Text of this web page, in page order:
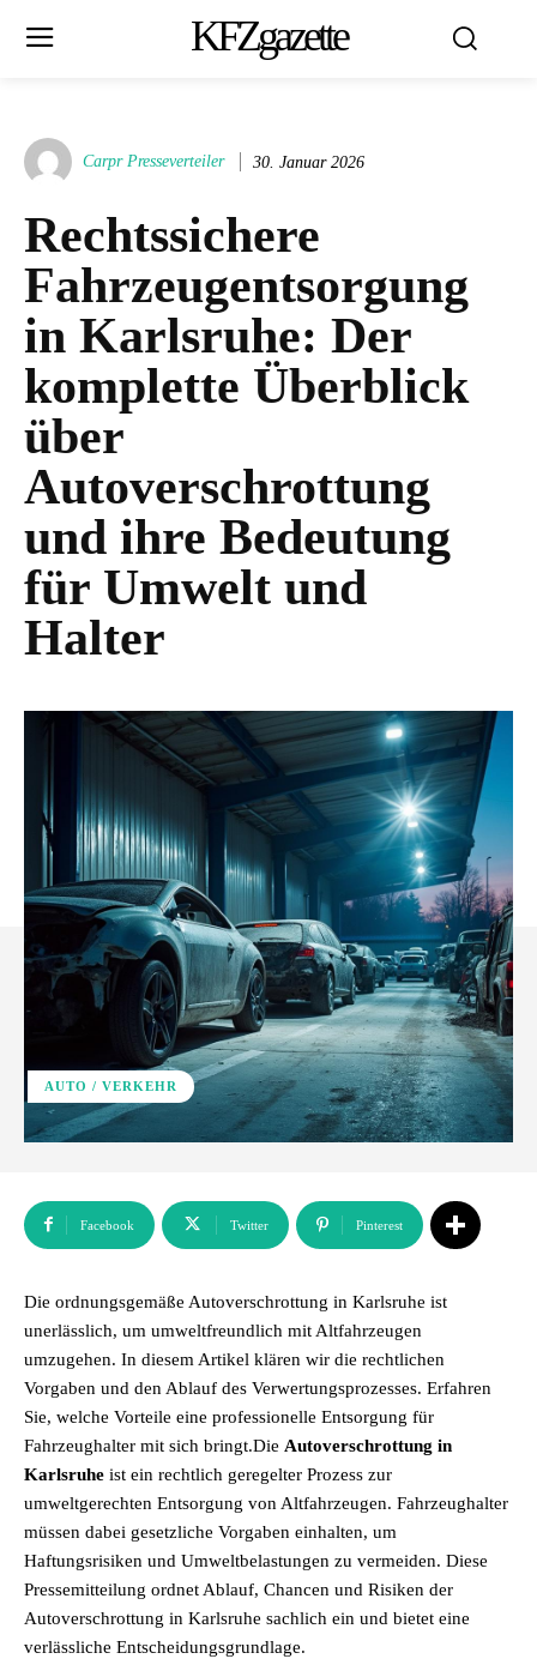
KFZgazette
Carpr Presseverteiler 30. Januar 2026
Rechtssichere
Fahrzeugentsorgung
in Karlsruhe: Der
komplette Überblick
über
Autoverschrottung
und ihre Bedeutung
für Umwelt und
Halter
AUTO / VERKEHR
Facebook Twitter Pinterest
Die ordnungsgemäße Autoverschrottung in Karlsruhe ist
unerlässlich, um umweltfreundlich mit Altfahrzeugen
umzugehen. In diesem Artikel klären wir die rechtlichen
Vorgaben und den Ablauf des Verwertungsprozesses. Erfahren
Sie, welche Vorteile eine professionelle Entsorgung für
Fahrzeughalter mit sich bringt.Die Autoverschrottung in
Karlsruhe ist ein rechtlich geregelter Prozess zur
umweltgerechten Entsorgung von Altfahrzeugen. Fahrzeughalter
müssen dabei gesetzliche Vorgaben einhalten, um
Haftungsrisiken und Umweltbelastungen zu vermeiden. Diese
Pressemitteilung ordnet Ablauf, Chancen und Risiken der
Autoverschrottung in Karlsruhe sachlich ein und bietet eine
verlässliche Entscheidungsgrundlage.